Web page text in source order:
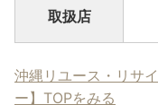
取扱店
沖縄リユース・リサ
ー】TOPをみる